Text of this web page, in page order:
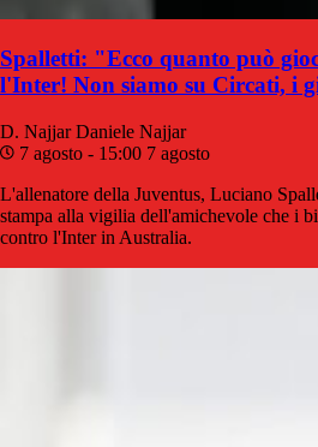
Spalletti: "Ecco quanto può
l'Inter! Non siamo su Circati, i
D. Najjar Daniele Najjar
7 agosto - 15:00 7 agosto
L'allenatore della Juventus, Luciano
stampa alla vigilia dell'amichevole che i
contro l'Inter in Australia.